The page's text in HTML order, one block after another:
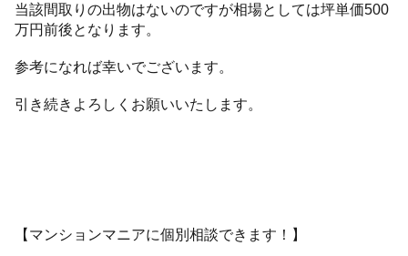
当該間取りの出物はないのですが相場としては坪単価500
万円前後となります。
参考になれば幸いでございます。
引き続きよろしくお願いいたします。
【マンションマニアに個別相談できます！】